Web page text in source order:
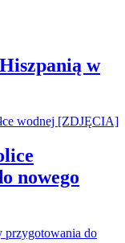
w
nowego